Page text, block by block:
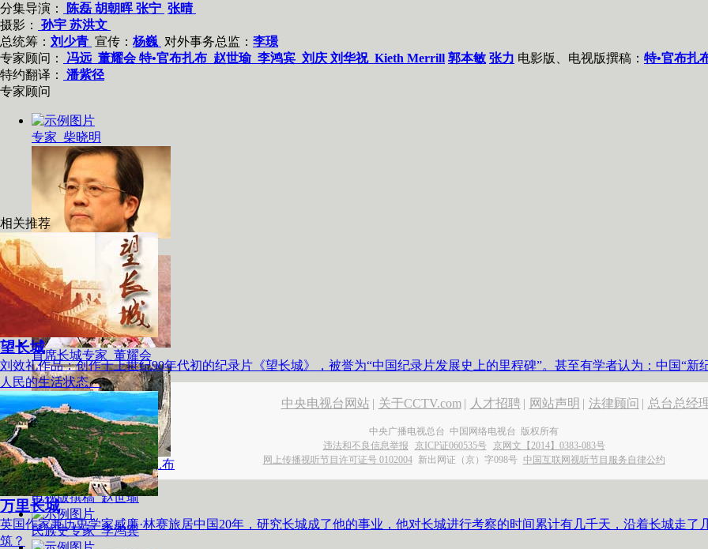
分集导演：
陈磊 胡朝晖张宁 张晴
摄影：
孙宇 苏洪文
总统筹： 刘少青 宣传： 杨巍 对外事务总监： 李璟
专家顾问：
冯远 董耀会 特•官布扎布 赵世瑜 李鸿宾 刘庆 刘华祝 Kieth Merrill 郭本敏 张力 电影版、电视版撰稿： 特•官布扎
特约翻译：
潘紫径
专家顾问
专家 柴晓明
艺术顾问 冯远
首席长城专家 董耀会
电影版撰稿：特·官布扎布
电视版撰稿 赵世瑜
民族史专家 李鸿宾
相关推荐
望长城
刘效礼作品：创作于上世纪90年代初的纪录片《望长城》，被誉为“中国纪录片发展史上的里程碑”。甚至有学者认为：中国“
人民的生活状态。
万里长城
英国作家兼历史学家威廉·林赛旅居中国20年，研究长城成了他的事业，他对长城进行考察的时间累计有几千天，沿着长城走
筑？
中央电视台网站 | 关于CCTV.com | 人才招聘 | 网站声明 | 法律顾问 | 总台总经
中央广播电视总台 中国网络电视台 版权所有
违法和不良信息举报
京ICP证060535号
京网文【2014】0383-083号
网上传播视听节目许可证号 0102004 新出网证（京）字098号 中国互联网视听节目服务自律公约